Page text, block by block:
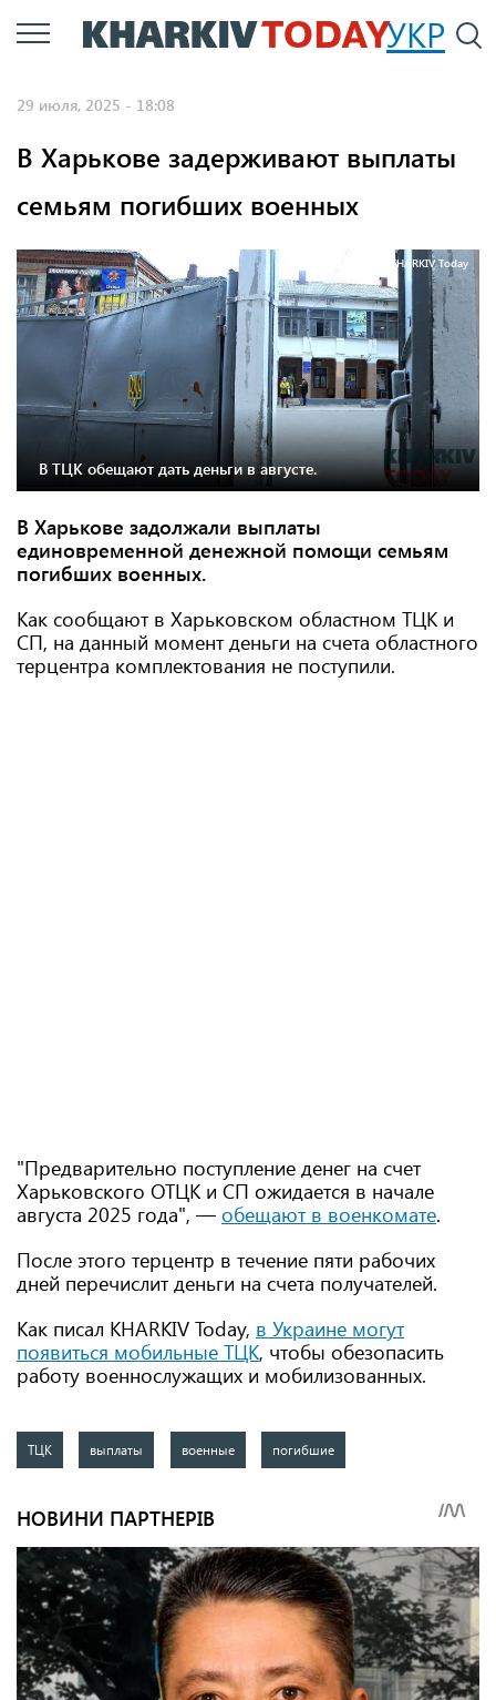
Перейти
к
УКР
29 июля, 2025 - 18:08
В Харькове задерживают выплаты
семьям погибших военных
Фото: KHARKIV Today
В ТЦК обещают дать деньги в августе.
В Харькове задолжали выплаты
единовременной денежной помощи семьям
погибших военных.
Как сообщают в Харьковском областном ТЦК и
СП, на данный момент деньги на счета областного
терцентра комплектования не поступили.
"Предварительно поступление денег на счет
Харьковского ОТЦК и СП ожидается в начале
августа 2025 года", — обещают в военкомате.
После этого терцентр в течение пяти рабочих
дней перечислит деньги на счета получателей.
Как писал KHARKIV Today, в Украине могут
появиться мобильные ТЦК, чтобы обезопасить
работу военнослужащих и мобилизованных.
ТЦК выплаты военные погибшие